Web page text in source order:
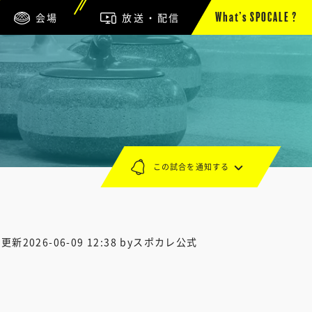
会場 放送・配信 What’s SPOCALE ?
新2026-06-09 12:38 byスポカレ公式
この試合を通知する